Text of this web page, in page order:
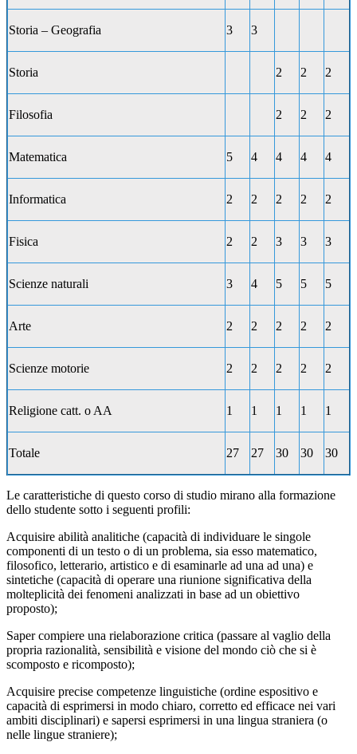
Storia – Geografia 3 3
Storia 2 2 2
Filosofia 2 2 2
Matematica 5 4 4 4 4
Informatica 2 2 2 2 2
Fisica 2 2 3 3 3
Scienze naturali 3 4 5 5 5
Arte 2 2 2 2 2
Scienze motorie 2 2 2 2 2
Religione catt. o AA 1 1 1 1 1
Totale 27 27 30 30 30
Le caratteristiche di questo corso di studio mirano alla formazione
dello studente sotto i seguenti profili:
Acquisire abilità analitiche (capacità di individuare le singole
componenti di un testo o di un problema, sia esso matematico,
filosofico, letterario, artistico e di esaminarle ad una ad una) e
sintetiche (capacità di operare una riunione significativa della
molteplicità dei fenomeni analizzati in base ad un obiettivo
proposto);
Saper compiere una rielaborazione critica (passare al vaglio della
propria razionalità, sensibilità e visione del mondo ciò che si è
scomposto e ricomposto);
Acquisire precise competenze linguistiche (ordine espositivo e
capacità di esprimersi in modo chiaro, corretto ed efficace nei vari
ambiti disciplinari) e sapersi esprimersi in una lingua straniera (o
nelle lingue straniere);